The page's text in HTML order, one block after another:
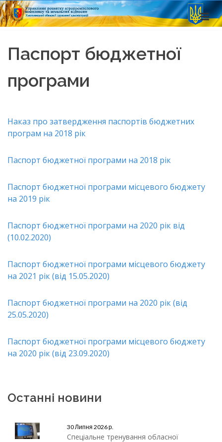
Паспорт бюджетної
програми
Наказ про затвердження паспортів бюджетних
програм на 2018 рік
Паспорт бюджетної програми на 2018 рік
Паспорт бюджетної програми місцевого бюджету
на 2019 рік
Паспорт бюджетної програми на 2020 рік від
(10.02.2020)
Паспорт бюджетної програми місцевого бюджету
на 2021 рік (від 15.05.2020)
Паспорт бюджетної програми на 2020 рік (від
25.05.2020)
Паспорт бюджетної програми місцевого бюджету
на 2020 рік (від 23.09.2020)
Останні новини
30 Липня 2026 р.
Спеціальне тренування обласної